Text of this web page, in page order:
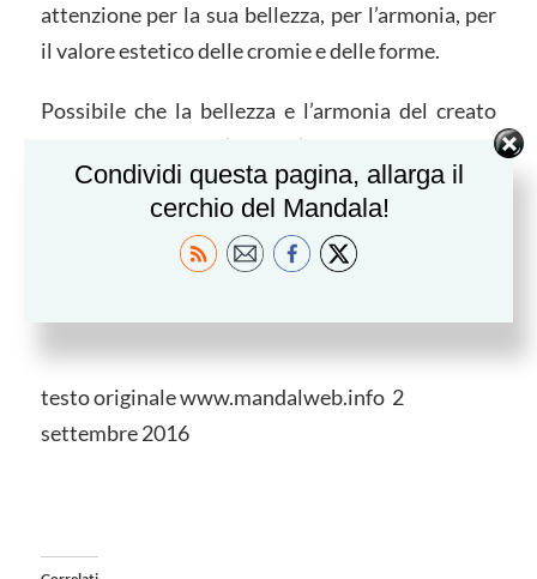
attenzione per la sua bellezza, per l’armonia, per
il valore estetico delle cromie e delle forme.
Possibile che la bellezza e l’armonia del creato
siano in se stesse un’opera d’arte?
Possibile che le simmetria di geometrie e linee e
simboli parlino il linguaggio dell’arte? …
Medito così oggi e Buon Settembre…
testo originale www.mandalweb.info 2
settembre 2016
Condividi questa pagina, allarga il
cerchio del Mandala!